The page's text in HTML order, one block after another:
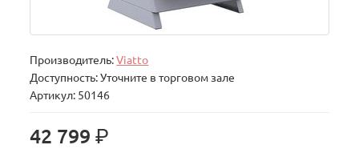
Производитель:Viatto
Доступность: Уточните в торговом зале
Артикул: 50146
42 799р.